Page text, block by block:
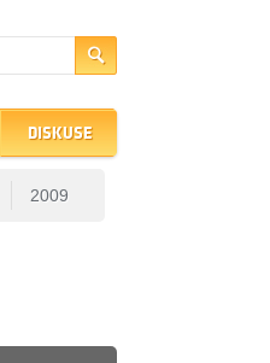
2009
DISKUSE